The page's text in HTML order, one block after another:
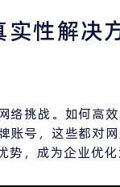
性解决
络挑战。如何高
号，这些都对
势，成为企业优